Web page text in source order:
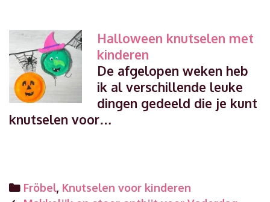
Halloween knutselen met
kinderen
De afgelopen weken heb
ik al verschillende leuke
dingen gedeeld die je kunt
knutselen voor…
Categories
Fröbel, Knutselen voor kinderen